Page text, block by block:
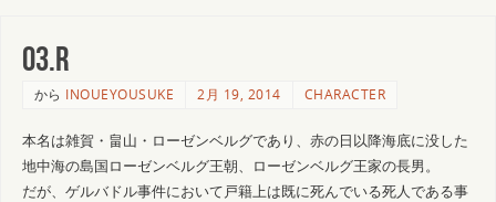
03.R
から INOUEYOUSUKE 2月 19, 2014 CHARACTER
本名は雑賀・畠山・ローゼンベルグであり、赤の日以降海底に没した
地中海の島国ローゼンベルグ王朝、ローゼンベルグ王家の長男。
だが、ゲルバドル事件において戸籍上は既に死んでいる死人である事